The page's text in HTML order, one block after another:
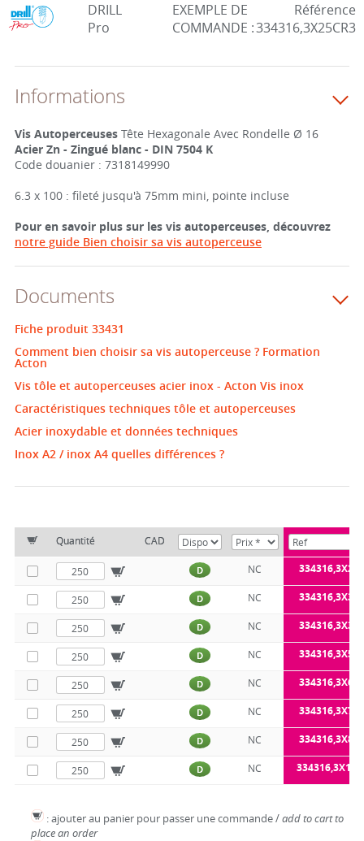
DRILL
Pro
EXEMPLE DE
COMMANDE :
Référence
334316,3X25CR3
Informations
Vis Autoperceuses Tête Hexagonale Avec Rondelle Ø 16
Acier Zn - Zingué blanc - DIN 7504 K
Code douanier : 7318149990
6.3 x 100 : fileté jusqu'à 75mm mini, pointe incluse
Pour en savoir plus sur les vis autoperceuses, découvrez
notre guide Bien choisir sa vis autoperceuse
Documents
Fiche produit 33431
Comment bien choisir sa vis autoperceuse ? Formation
Acton
Vis tôle et autoperceuses acier inox - Acton Vis inox
Caractéristiques techniques tôle et autoperceuses
Acier inoxydable et données techniques
Inox A2 / inox A4 quelles différences ?
Quantité CAD
D NC
D NC
D NC
D NC
D NC
D NC
D NC
D NC
: ajouter au panier pour passer une commande /add to cart to
place an order